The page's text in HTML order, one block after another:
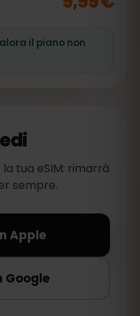
il piano non
tua eSIM: rimarrà
sempre.
Apple
Google